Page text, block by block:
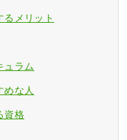
るメリット
ュラム
めな人
資格